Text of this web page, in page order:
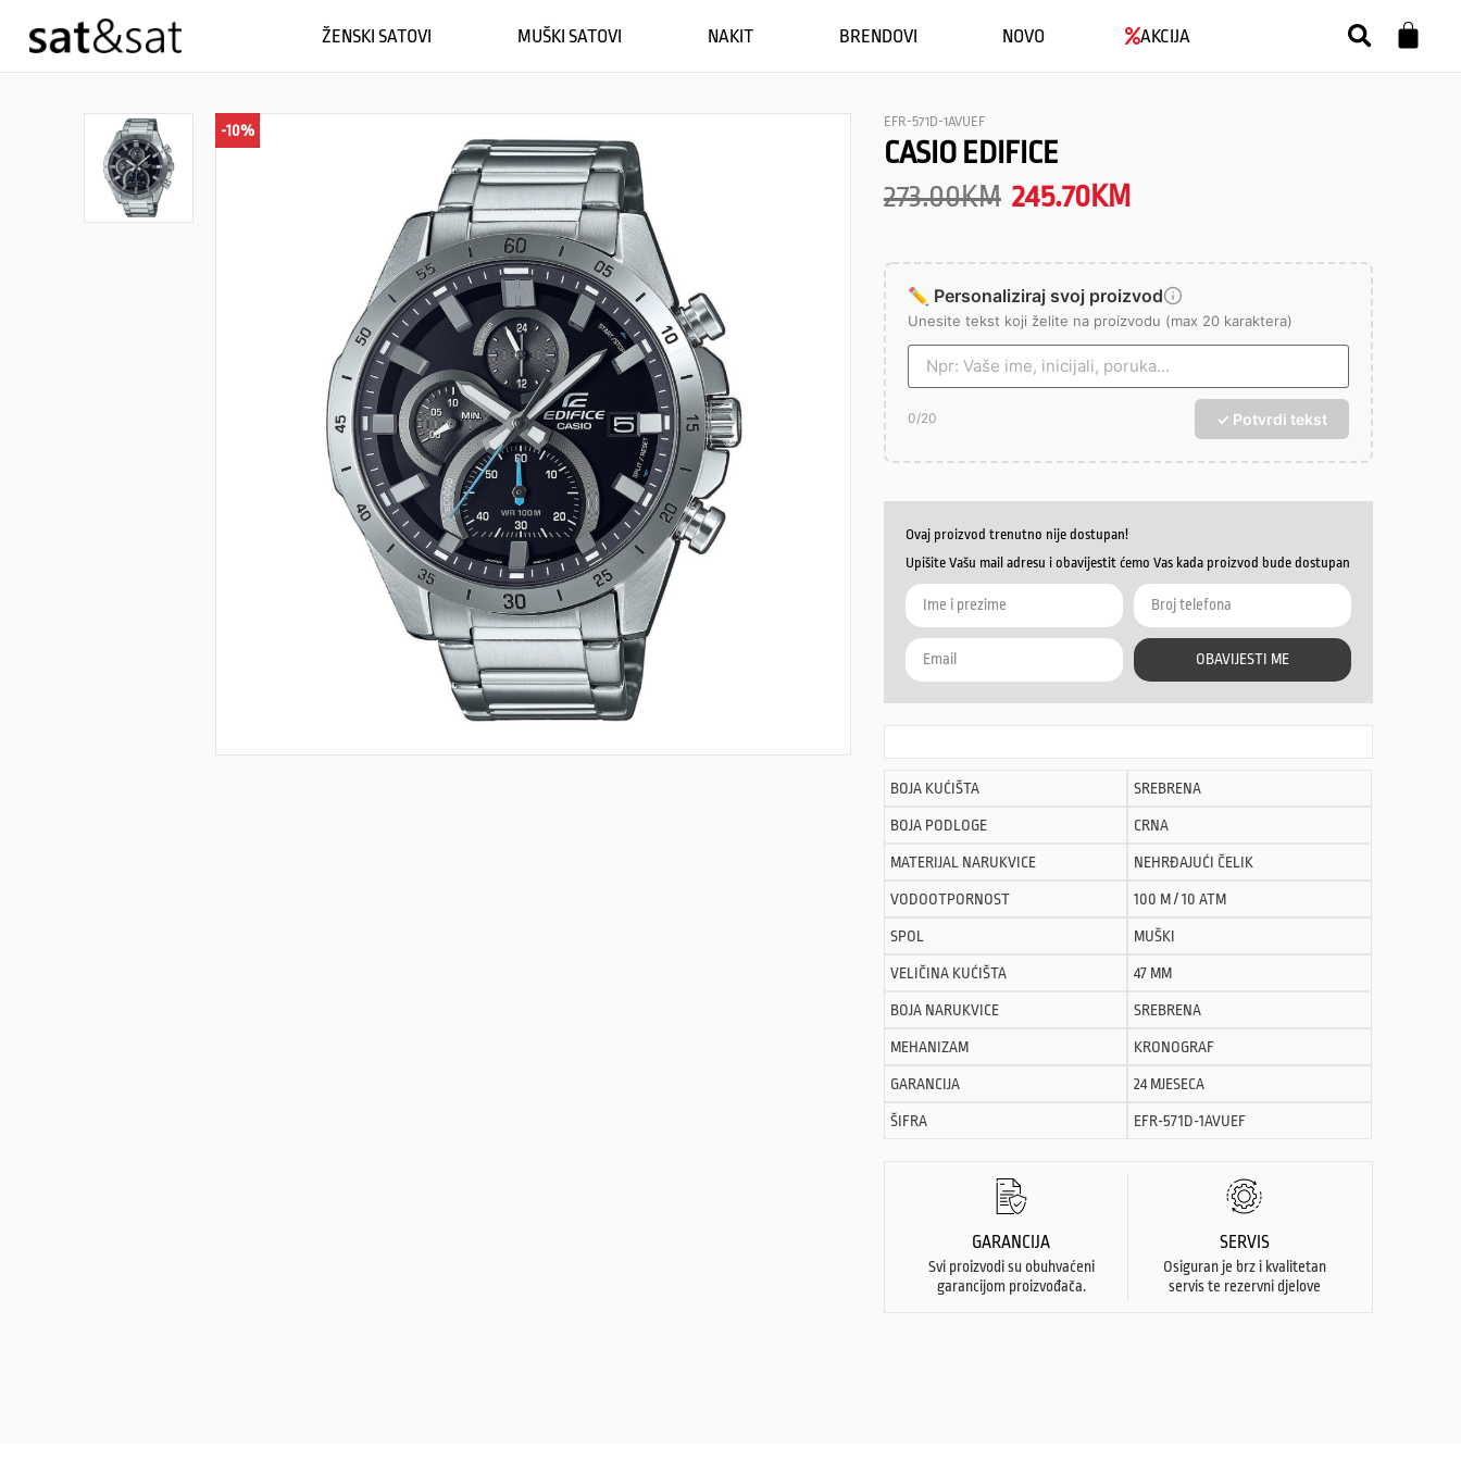
ŽENSKI SATOVI MUŠKI SATOVI NAKIT BRENDOVI NOVO AKCIJA
-10%
EFR-571D-1AVUEF
CASIO EDIFICE
273.00KM 245.70KM
✏️ Personaliziraj svoj proizvod
Unesite tekst koji želite na proizvodu (max 20 karaktera)
0/20 ✓ Potvrdi tekst
Ovaj proizvod trenutno nije dostupan!
Upišite Vašu mail adresu i obavijestit ćemo Vas kada proizvod bude dostupan
OBAVIJESTI ME
BOJA KUĆIŠTA SREBRENA
BOJA PODLOGE CRNA
MATERIJAL NARUKVICE NEHRĐAJUĆI ČELIK
VODOOTPORNOST 100 M / 10 ATM
SPOL MUŠKI
VELIČINA KUĆIŠTA 47 MM
BOJA NARUKVICE SREBRENA
MEHANIZAM KRONOGRAF
GARANCIJA 24 MJESECA
ŠIFRA EFR-571D-1AVUEF
GARANCIJA
Svi proizvodi su obuhvaćeni
garancijom proizvođača.
SERVIS
Osiguran je brz i kvalitetan
servis te rezervni djelove